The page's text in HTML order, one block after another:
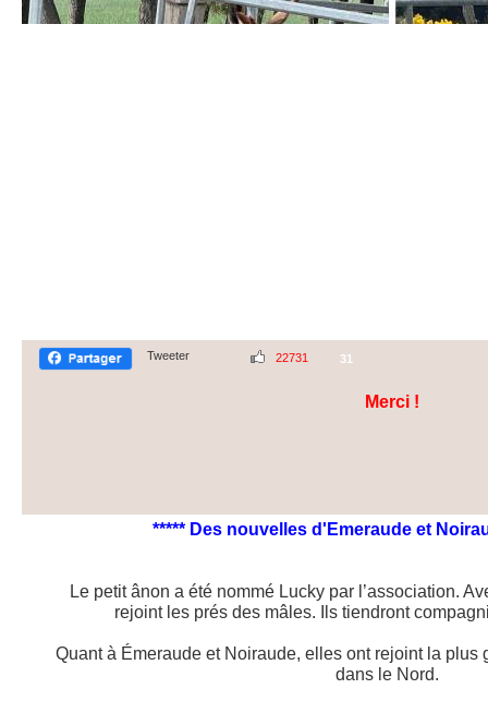
Tweeter 22731 31
Merci !
***** Des nouvelles d'Emeraude et
Le petit ânon a été nommé Lucky par l’association.
rejoint les prés des mâles. Ils tiendront
Quant à Émeraude et Noiraude, elles ont rejoint la plus
dans le Nord.